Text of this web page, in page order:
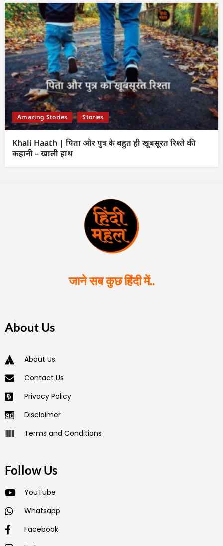
Amazing Stories Stories
Khali Haath | पिता और पुत्र के बहुत ही खूबसूरत रिश्ते की
कहानी – खाली हाथ
जाने सब कुछ हिंदी में..
About Us
About Us
Contact Us
Privacy Policy
Disclaimer
Terms and Conditions
Follow Us
YouTube
Whatsapp
Facebook